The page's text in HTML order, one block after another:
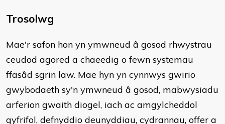
Trosolwg
Mae'r safon hon yn ymwneud â gosod rhwystrau
ceudod agored a chaeedig o fewn systemau
ffasâd sgrin law. Mae hyn yn cynnwys gwirio
gwybodaeth sy'n ymwneud â gosod, mabwysiadu
arferion gwaith diogel, iach ac amgylcheddol
gyfrifol, defnyddio deunyddiau, cydrannau, offer a